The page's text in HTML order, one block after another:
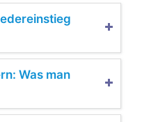
Was man